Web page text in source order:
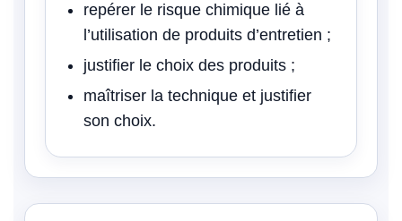
repérer le risque chimique lié à
l’utilisation de produits d’entretien ;
justifier le choix des produits ;
maîtriser la technique et justifier
son choix.